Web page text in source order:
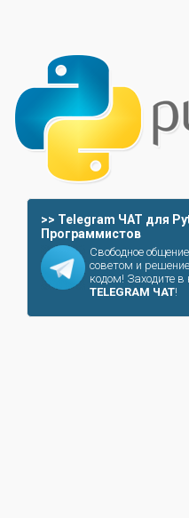
>> Telegram ЧАТ для
Программистов
Свободное
советом и
кодом! Заходите
TELEGRAM ЧАТ!